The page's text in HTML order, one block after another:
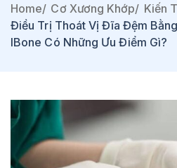
Home/ Cơ Xương Khớp/ Kiến
Điều Trị Thoát Vị Đĩa Đệm
IBone Có Những Ưu Điểm Gì?